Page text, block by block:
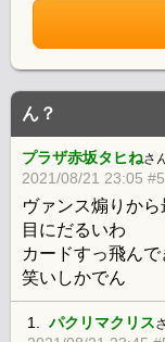
ん？
プラザ赤坂タヒねさ
2021/08/21 23:05
ヴァンス煽りか
目にだるいわ
カードすっ飛ん
笑いしかでん
1. パクリマクリス